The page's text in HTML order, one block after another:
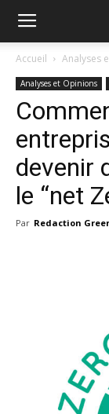
Green
Finance
Accueil Analyses
Analyses et Opinions
devenir
le “net
Par Redaction